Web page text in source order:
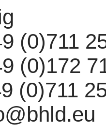
(0)711
(0)172
(0)711